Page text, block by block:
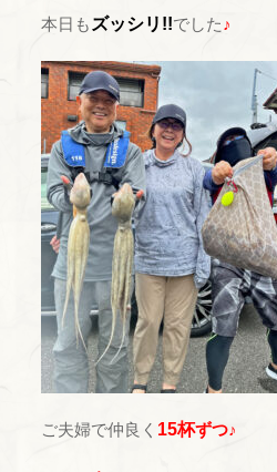
本日も ズッシリ!!でした♪
ご夫婦で仲良く 15杯ずつ♪